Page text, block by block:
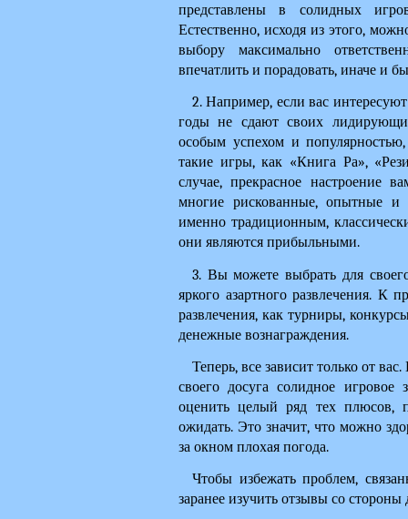
представлены в солидных
Естественно, исходя из этого,
выбору максимально
впечатлить и порадовать, иначе и
2. Например, если вас
годы не сдают своих
особым успехом и
такие игры, как «Книга Ра»,
случае, прекрасное настроение
многие рискованные, опытные и
именно традиционным,
они являются прибыльными.
3. Вы можете выбрать для
яркого азартного развлечения. К
развлечения, как турниры,
денежные вознаграждения.
Теперь, все зависит только от
своего досуга солидное
оценить целый ряд тех плюсов,
ожидать. Это значит, что можно
за окном плохая погода.
Чтобы избежать проблем,
заранее изучить отзывы со стороны